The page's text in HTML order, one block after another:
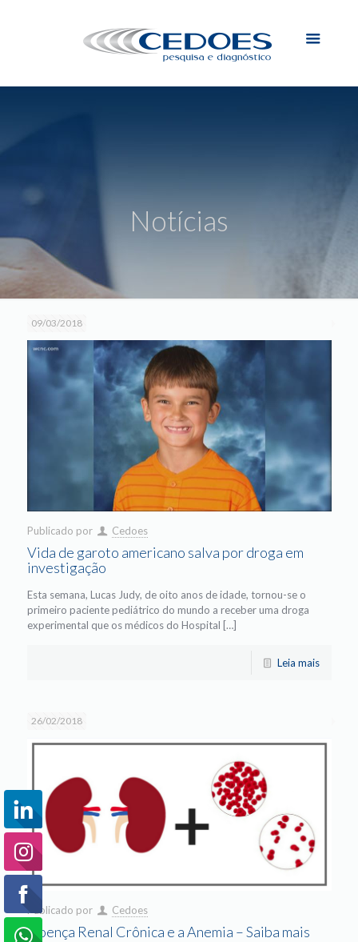
Notícias
09/03/2018
Publicado por Cedoes
Vida de garoto americano salva por droga em
investigação
Esta semana, Lucas Judy, de oito anos de idade, tornou-se o
primeiro paciente pediátrico do mundo a receber uma droga
experimental que os médicos do Hospital […]
Leia mais
26/02/2018
Publicado por Cedoes
Doença Renal Crônica e a Anemia – Saiba mais